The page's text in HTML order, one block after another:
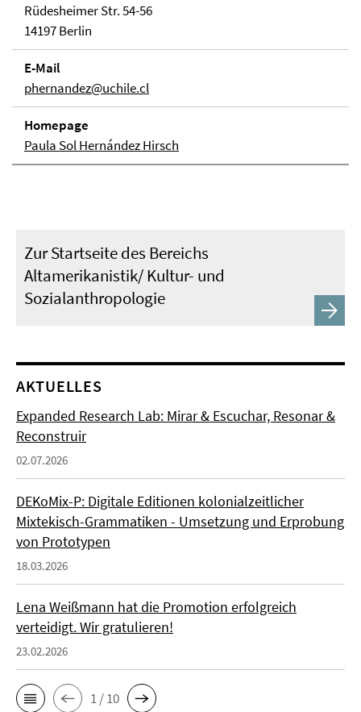
Rüdesheimer Str. 54-56
14197 Berlin
E-Mail
phernandez@uchile.cl
Homepage
Paula Sol Hernández Hirsch
Zur Startseite des Bereichs
Altamerikanistik/ Kultur- und
Sozialanthropologie
AKTUELLES
Expanded Research Lab: Mirar & Escuchar, Resonar &
Reconstruir
02.07.2026
DEKoMix-P: Digitale Editionen kolonialzeitlicher
Mixtekisch-Grammatiken - Umsetzung und Erprobung
von Prototypen
18.03.2026
Lena Weißmann hat die Promotion erfolgreich
verteidigt. Wir gratulieren!
23.02.2026
1 / 10